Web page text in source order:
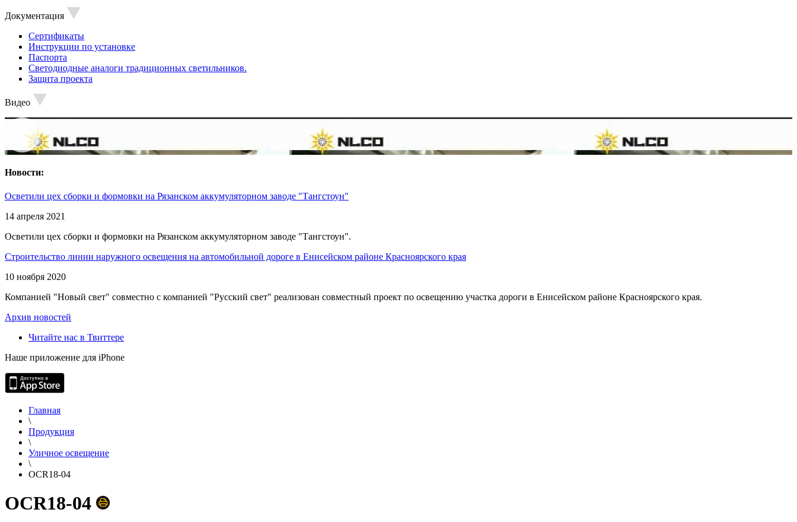
Документация
Сертификаты
Инструкции по установке
Паспорта
Светодиодные аналоги традиционных светильников.
Защита проекта
Видео
Новости:
Осветили цех сборки и формовки на Рязанском аккумуляторном заводе "Тангстоун"
14 апреля 2021
Осветили цех сборки и формовки на Рязанском аккумуляторном заводе "Тангстоун".
Строительство линии наружного освещения на автомобильной дороге в Енисейском районе Красноярского края
10 ноября 2020
Компанией "Новый свет" совместно с компанией "Русский свет" реализован совместный проект по освещению участка дороги в Енисейском районе Красноярского края.
Архив новостей
Читайте нас в Твиттере
Наше приложение для iPhone
Главная
\
Продукция
\
Уличное освещение
\
OCR18-04
OCR18-04